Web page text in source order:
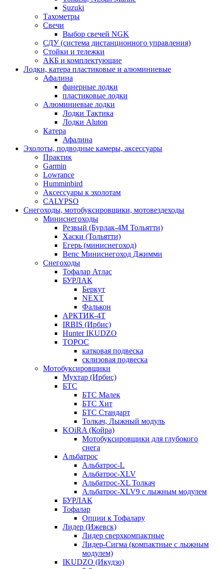
Suzuki
Тахометры
Свечи
Выбор свечей NGK
СДУ (система дистанционного управления)
Стойки и тележки
АКБ и комплектующие
Лодки, катера пластиковые и алюминиевые
Афалина
фанерные лодки
пластиковые лодки
Алюминиевые лодки
Лодки Тактика
Лодки Aluton
Катера
Афалина
Эхолоты, подводные камеры, аксессуары
Практик
Garmin
Lowrance
Humminbird
Аксессуары к эхолотам
CALYPSO
Снегоходы, мотобуксировщики, мотовездеходы
Миниснегоходы
Резвый (Бурлак-4М Тольятти)
Хаски (Тольятти)
Егерь (миниснегоход)
Вепс Миниснегоход Джимми
Снегоходы
Тофалар Атлас
БУРЛАК
Беркут
NEXT
Фалькон
АРКТИК-4Т
IRBIS (Ирбис)
Hunter IKUDZO
ТОРОС
катковая подвеска
склизовая подвеска
Мотобуксировщики
Мухтар (Ирбис)
БТС
БТС Малек
БТС Хит
БТС Стандарт
Толкач, Лыжный модуль
KOiRA (Койра)
Мотобуксировщики для глубокого
снега
Альбатрос
Альбатрос-L
Альбатрос-XLV
Альбатрос-XL Толкач
Альбатрос-XLV9 с лыжным модулем
БУРЛАК
Тофалар
Опции к Тофалару
Лидер (Ижевск)
Лидер сверхкомпактные
Лидер-Сигма (компактные с лыжным
модулем)
IKUDZO (Икудзо)